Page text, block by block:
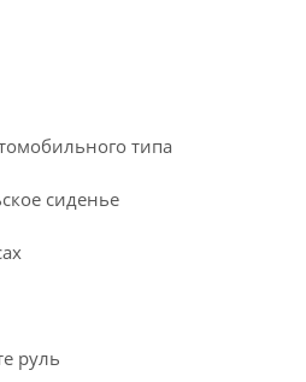
типа
сиденье
руль